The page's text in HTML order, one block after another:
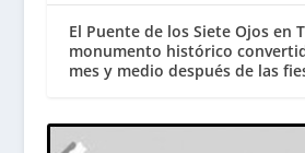
El Puente de los Siete Ojos en
monumento histórico
mes y medio después de las